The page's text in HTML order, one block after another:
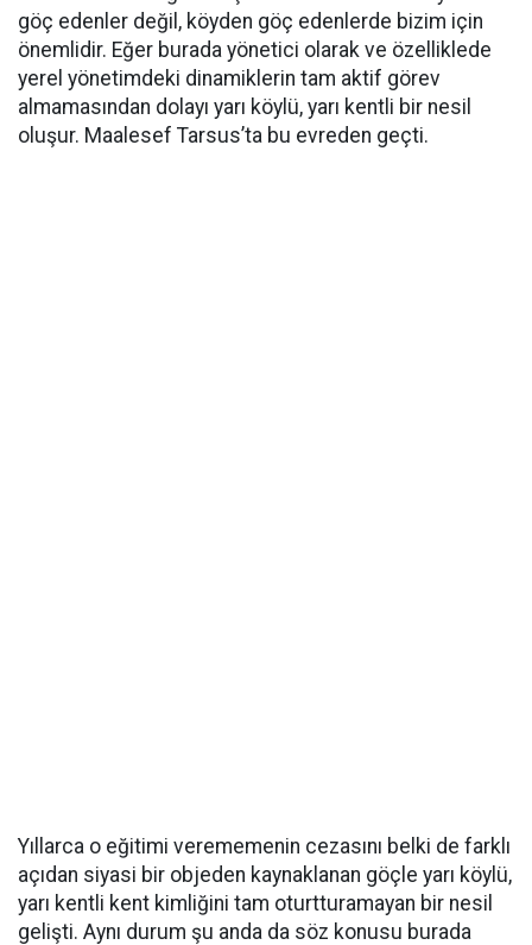
göç edenler değil, köyden göç edenlerde bizim için
önemlidir. Eğer burada yönetici olarak ve özelliklede
yerel yönetimdeki dinamiklerin tam aktif görev
almamasından dolayı yarı köylü, yarı kentli bir nesil
oluşur. Maalesef Tarsus’ta bu evreden geçti.
Yıllarca o eğitimi verememenin cezasını belki de farklı
açıdan siyasi bir objeden kaynaklanan göçle yarı köylü,
yarı kentli kent kimliğini tam oturtturamayan bir nesil
gelişti. Aynı durum şu anda da söz konusu burada